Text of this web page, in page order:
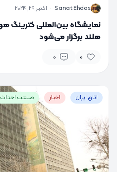
S
Sanat Ehdas
· اکتبر 29, 2024
هلند برگزار می‌شود
0
0
اتاق ایران اخبار صنعت احداث